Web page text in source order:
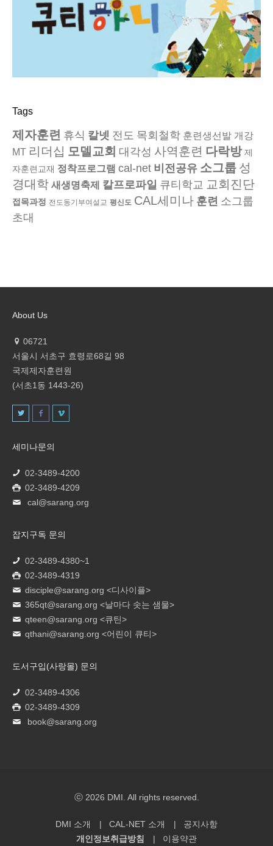
Tags
제자훈련 휴식 칼넷 전도 목회철학 훈련생선발 개강
MT 리더십 모델교회 대각성 사역훈련 다락방 제
자훈련교재 정착프로그램 cal-net 비전공유 소그룹 성
경대학 새생명축제 칼프로파일 큐티학교 교회진단
접목과정 전도동기부여설교 평신도 CAL세미나 훈련 소그룹
초대
About Us
06721
서울시 서초구 효령로68길 98
국제제자훈련원
(서초1동 1443-26)
세미나문의
02-3489-4200
02-3489-4209
cal@sarang.org
잡지구독 문의
02-3489-4380~1
02-3489-4319
disciple@sarang.org <디사이플>
365qt@sarang.org <날마다 솟는 샘물>
qteen@sarang.org <큐틴>
qthani@sarang.org <어린이 큐티>
도서구입(사랑몰) 문의
02-3489-4306
02-3489-4309
book@sarang.org
ⓒ 2026 DMI. All rights reserved.
DMI 소개 CAL-NET 소개
공지사항
개인정보취급방침
이용약관